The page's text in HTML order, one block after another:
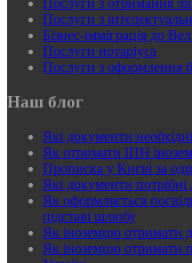
Послуги з отримання
Послуги з
Бізнес-імміграція до
Послуги нотаріуса
Послуги з оформлення
Наш блог
Які документи
Як отримати ІПН
Прописка у Києві за
Які документи
Як оформляється
підставі шлюбу
Як іноземцю отримати
Як іноземцю отримати